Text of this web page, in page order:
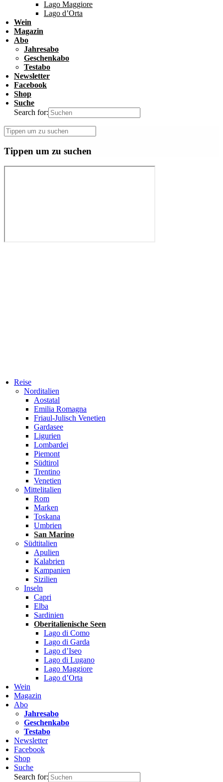
Lago Maggiore
Lago d’Orta
Wein
Magazin
Abo
Jahresabo
Geschenkabo
Testabo
Newsletter
Facebook
Shop
Suche
Search for:
Tippen um zu suchen
Reise
Norditalien
Aostatal
Emilia Romagna
Friaul-Julisch Venetien
Gardasee
Ligurien
Lombardei
Piemont
Südtirol
Trentino
Venetien
Mittelitalien
Rom
Marken
Toskana
Umbrien
San Marino
Südtitalien
Apulien
Kalabrien
Kampanien
Sizilien
Inseln
Capri
Elba
Sardinien
Oberitalienische Seen
Lago di Como
Lago di Garda
Lago d’Iseo
Lago di Lugano
Lago Maggiore
Lago d’Orta
Wein
Magazin
Abo
Jahresabo
Geschenkabo
Testabo
Newsletter
Facebook
Shop
Suche
Search for: